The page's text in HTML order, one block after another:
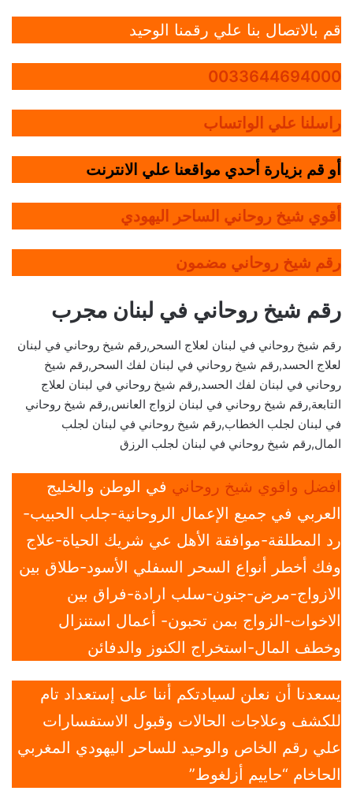
قم بالاتصال بنا علي رقمنا الوحيد
0033644694000
راسلنا علي الواتساب
أو قم بزيارة أحدي مواقعنا علي الانترنت
أقوي شيخ روحاني الساحر اليهودي
رقم شيخ روحاني مضمون
رقم شيخ روحاني في لبنان مجرب
رقم شيخ روحاني في لبنان لعلاج السحر,رقم شيخ روحاني في لبنان
لعلاج الحسد,رقم شيخ روحاني في لبنان لفك السحر,رقم شيخ
روحاني في لبنان لفك الحسد,رقم شيخ روحاني في لبنان لعلاج
التابعة,رقم شيخ روحاني في لبنان لزواج العانس,رقم شيخ روحاني
في لبنان لجلب الخطاب,رقم شيخ روحاني في لبنان لجلب
المال,رقم شيخ روحاني في لبنان لجلب الرزق
افضل واقوي شيخ روحاني في الوطن والخليج
العربي في جميع الإعمال الروحانية-جلب الحبيب-
رد المطلقة-موافقة الأهل عي شريك الحياة-علاج
وفك أخطر أنواع السحر السفلي الأسود-طلاق بين
الازواج-مرض-جنون-سلب ارادة-فراق بين
الاخوات-الزواج بمن تحبون- أعمال استنزال
وخطف المال-استخراج الكنوز والدفائن
يسعدنا أن نعلن لسيادتكم أننا على إستعداد تام
للكشف وعلاجات الحالات وقبول الاستفسارات
علي رقم الخاص والوحيد للساحر اليهودي المغربي
الحاخام “حاييم أزلغوط”